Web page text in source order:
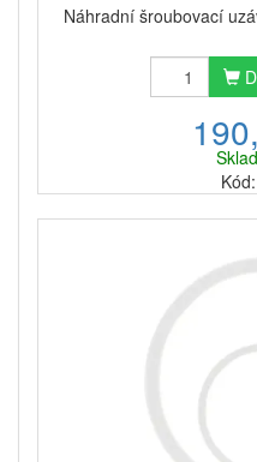
Náhradní šroubovací